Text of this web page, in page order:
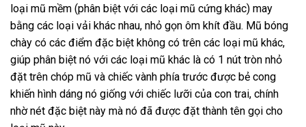
loại mũ mềm (phân biệt với các loại mũ cứng khác) may
bằng các loại vải khác nhau, nhỏ gọn ôm khít đầu. Mũ bóng
chày có các điểm đặc biệt không có trên các loại mũ khác,
giúp phân biệt nó với các loại mũ khác là có 1 nút tròn nhỏ
đặt trên chóp mũ và chiếc vành phía trước được bẻ cong
khiến hình dáng nó giống với chiếc lưỡi của con trai, chính
nhờ nét đặc biệt này mà nó đã được đặt thành tên gọi cho